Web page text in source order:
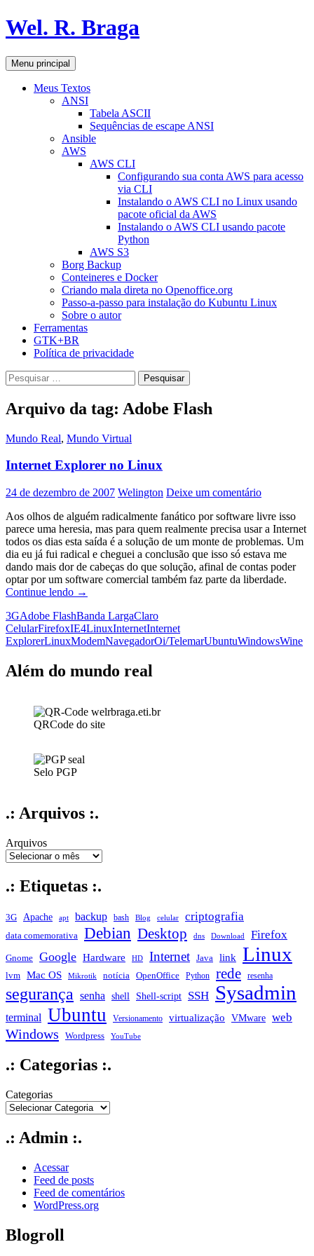
Pular
para
conteúdo
Wel. R. Braga
Pesquisar
Menu principal
Meus Textos
ANSI
Tabela ASCII
Sequências de escape ANSI
Ansible
AWS
AWS CLI
Configurando sua conta AWS para acesso
via CLI
Instalando o AWS CLI no Linux usando
pacote oficial da AWS
Instalando o AWS CLI usando pacote
Python
AWS S3
Borg Backup
Conteineres e Docker
Criando mala direta no Openoffice.org
Passo-a-passo para instalação do Kubuntu Linux
Sobre o autor
Ferramentas
GTK+BR
Política de privacidade
Pesquisar
por:
Arquivo da tag: Adobe Flash
Mundo Real, Mundo Virtual
Internet Explorer no Linux
24 de dezembro de 2007 Welington Deixe um comentário
Aos olhos de alguém radicalmente fanático por software livre isso
parece uma heresia, mas para quem realmente precisa usar a Internet
todos os dias esta saída é a solução de um monte de problemas. Um
dia eu já fui radical e cheguei a conclusão que isso só estava me
dando mais dor de cabeças do que solução, afinal de contas poder
optar por um software comercial também faz parte da liberdade.
Continue lendo Internet
no
Linux
→
3GAdobe FlashBanda LargaClaro
CelularFirefoxIE4LinuxInternetInternet
ExplorerLinuxModemNavegadorOi/TelemarUbuntuWindowsWine
Além do mundo real
QRCode do site
Selo PGP
.: Arquivos :.
Arquivos
.: Etiquetas :.
3G Apache apt backup bash Blog celular criptografia
data comemorativa Debian Desktop dns Download Firefox
Gnome Google Hardware HD Internet Java link Linux
lvm Mac OS Mikrotik notícia OpenOffice Python rede resenha
segurança senha shell Shell-script SSH Sysadmin
terminal Ubuntu Versionamento virtualização VMware web
Windows Wordpress YouTube
.: Categorias :.
Categorias
.: Admin :.
Acessar
Feed de posts
Feed de comentários
WordPress.org
Blogroll